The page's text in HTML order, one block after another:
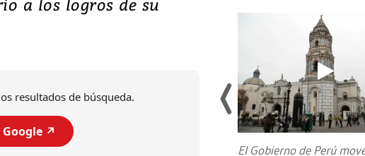
resultados de búsqueda.
↗️
El Gobierno de Perú